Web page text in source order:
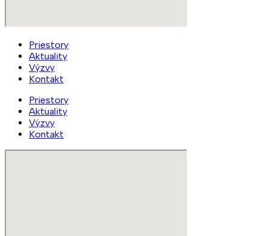
Priestory
Aktuality
Výzvy
Kontakt
Priestory
Aktuality
Výzvy
Kontakt